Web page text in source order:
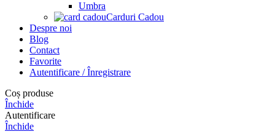
Umbra
Carduri Cadou
Despre noi
Blog
Contact
Favorite
Autentificare / Înregistrare
Coș produse
Închide
Autentificare
Închide